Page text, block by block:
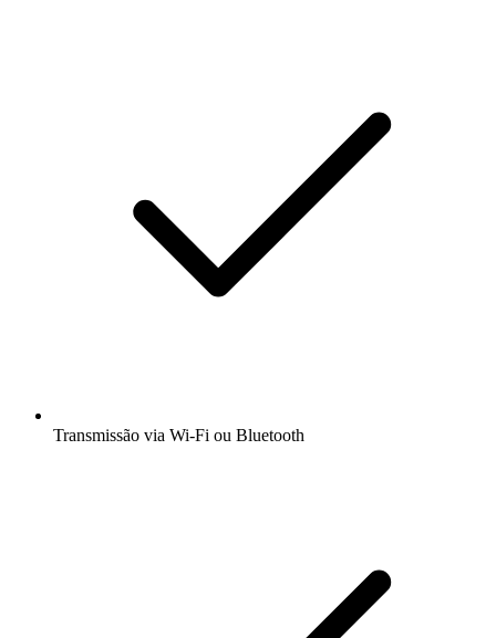
Transmissão via Wi-Fi ou Bluetooth